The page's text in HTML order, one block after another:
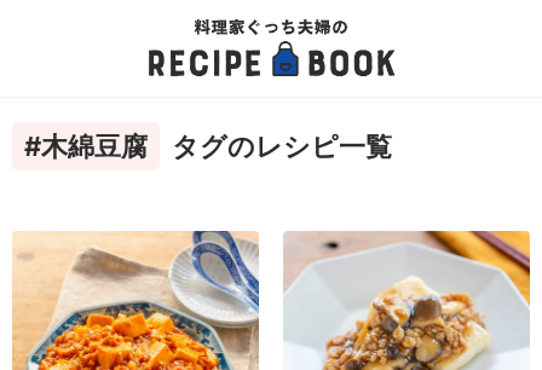
#木綿豆腐 タグのレシピ一覧